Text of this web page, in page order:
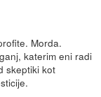
Morda.
katerim eni radi
skeptiki kot